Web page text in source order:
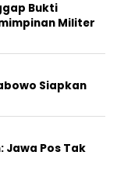
Bukti
Militer
Siapkan
Jawa Pos Tak